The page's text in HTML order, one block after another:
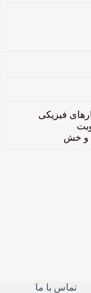
فیزیکی
و خش
تماس با ما